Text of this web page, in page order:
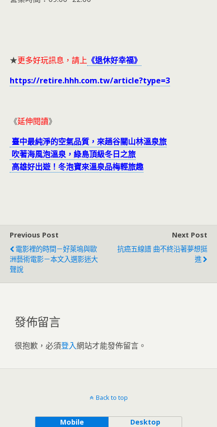
★更多好玩訊息，請上 《退休好幸福》
https://retire.hhh.com.tw/article?type=3
《延伸閱讀》
臺中最純淨的空氣品質，來趟谷關山林溫泉旅
吹著海風泡溫泉，綠島頂級冬日之旅
高雄好出遊！冬泡寶來溫泉品梅輕旅趣
Previous Post
電影裡的時間－好萊塢與歐
洲藝術電影－本文入選影迷大
聲說
Next Post
抗癌五線譜 曲不終沿著夢想挺
進
發佈留言
很抱歉，必須登入網站才能發佈留言。
Back to top
Mobile Desktop